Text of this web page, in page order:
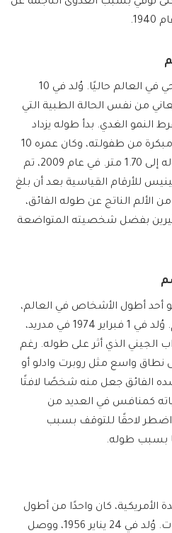
سلطان كوزين هو أطول رجل حي في العالم حاليًا. وُلد في 10
وكان يعاني من نفس الحالة الطبية التي
النمو الغدي. بدأ طوله يزداد
بشكل غير طبيعي في مرحلة مبكرة من طفولته، وكان عمره 10
سنوات فقط عندما وصل طوله إلى 1.70 متر. في عام 2009، تم
للأرقام القياسية بعد أن بلغ
من الألم الناتج عن طوله الفائق،
بفضل شخصيته المتواضعة
أحد أطول الأشخاص في العالم،
حيث وصل طوله إلى 250 سم. وُلد في 1 فبراير 1974 في مدريد،
الذي أثر على طوله. رغم
نطاق واسع مثل روبرت وادلو أو
الفائق جعل منه شخصًا لافتًا
كمنافس في العديد من
اضطر لاحقًا للتوقف بسبب
بسبب طوله.
الأمريكية، كان واحدًا من أطول
الرجال في العالم في الثمانينيات. وُلد في 24 يناير 1956، ووصل